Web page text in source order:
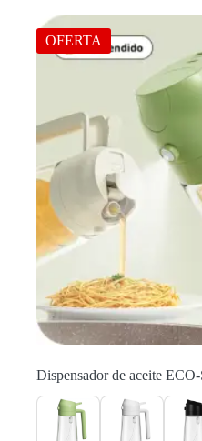
variantes.
Las
opciones
en
la
de
producto
OFERTA
Dispensador de aceite